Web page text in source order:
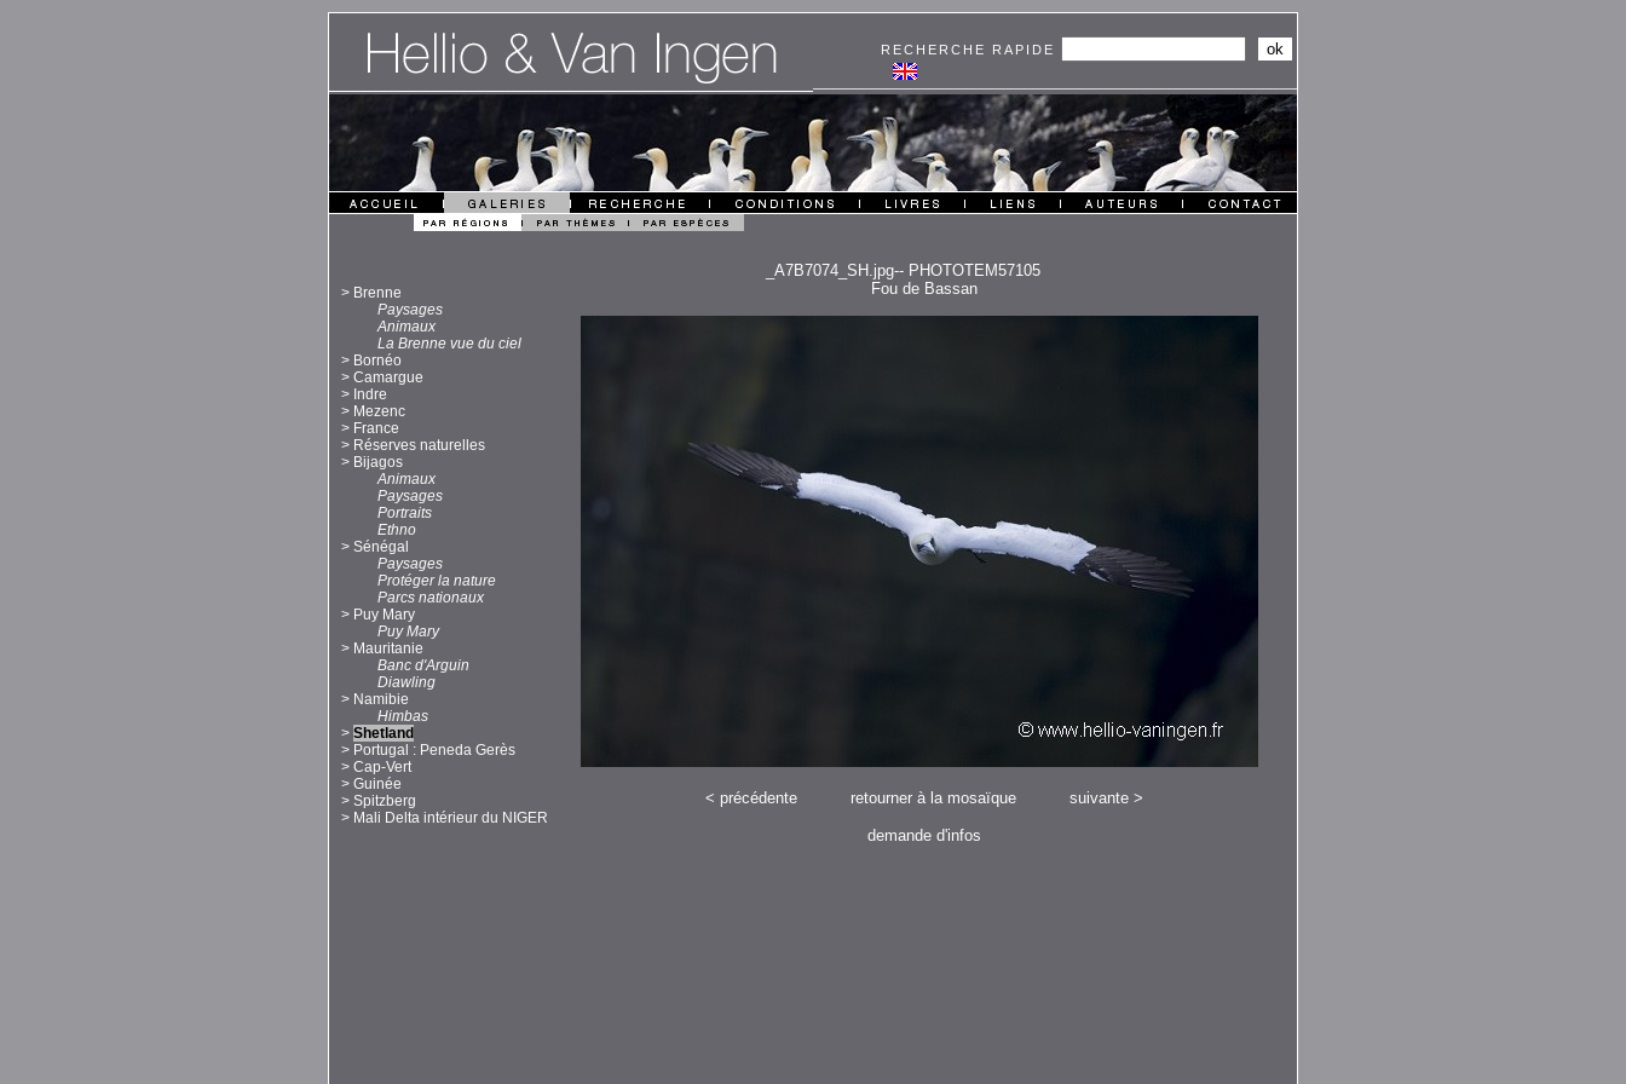
RECHERCHE RAPIDE
_A7B7074_SH.jpg-- PHOTOTEM57105
> Brenne
Paysages
Animaux
La Brenne vue du ciel
> Bornéo
> Camargue
> Indre
> Mezenc
> France
> Réserves naturelles
> Bijagos
Animaux
Paysages
Portraits
Ethno
> Sénégal
Paysages
Protéger la nature
Parcs nationaux
> Puy Mary
Puy Mary
> Mauritanie
Banc d'Arguin
Diawling
> Namibie
Himbas
> Shetland
> Portugal : Peneda Gerès
> Cap-Vert
> Guinée
> Spitzberg
> Mali Delta intérieur du NIGER
Fou de Bassan
< précédente retourner à la mosaïque suivante>
demande d'infos